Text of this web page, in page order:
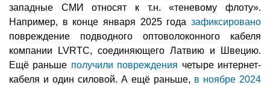
западные СМИ относят к т.н. «теневому флоту».
Например, в конце января 2025 года зафиксировано
повреждение подводного оптоволоконного кабеля
компании LVRTC, соединяющего Латвию и Швецию.
Ещё раньше получили повреждения четыре интернет-
кабеля и один силовой. А ещё раньше, в ноябре 2024